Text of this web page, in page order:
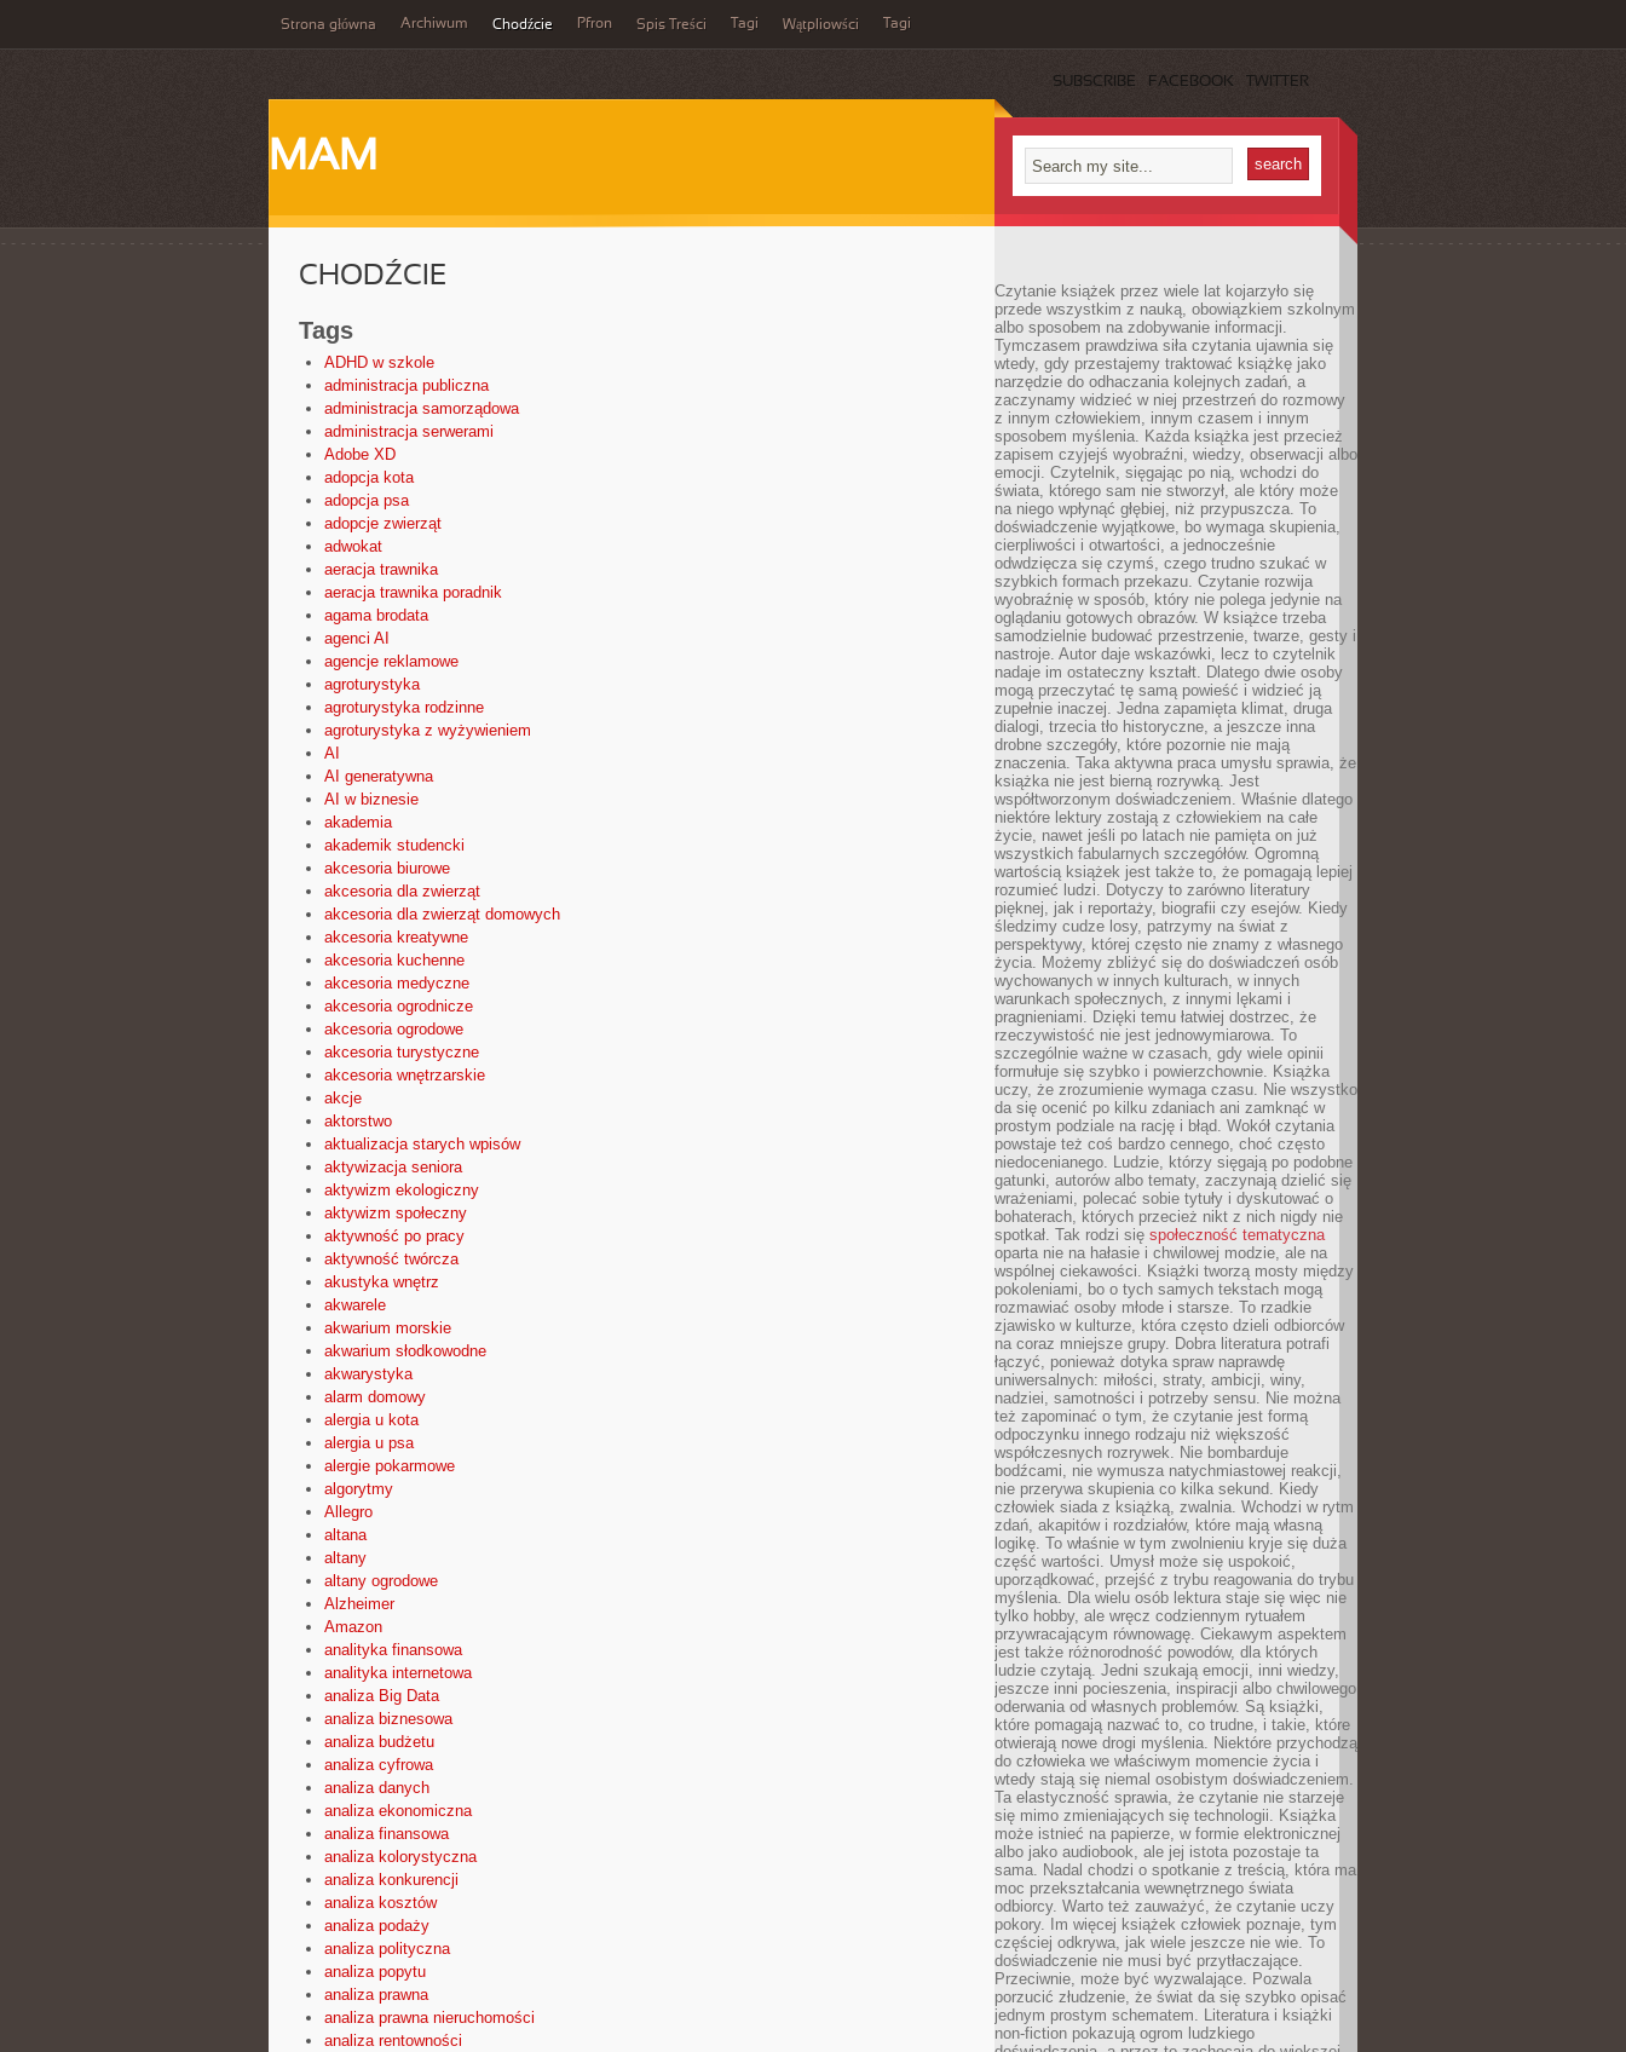
Strona główna Archiwum Chodźcie Pfron Spis Treści Tagi Wątpliowści Tagi
SUBSCRIBE FACEBOOK TWITTER
MAM
CHODŹCIE
Tags
ADHD w szkole
administracja publiczna
administracja samorządowa
administracja serwerami
Adobe XD
adopcja kota
adopcja psa
adopcje zwierząt
adwokat
aeracja trawnika
aeracja trawnika poradnik
agama brodata
agenci AI
agencje reklamowe
agroturystyka
agroturystyka rodzinne
agroturystyka z wyżywieniem
AI
AI generatywna
AI w biznesie
akademia
akademik studencki
akcesoria biurowe
akcesoria dla zwierząt
akcesoria dla zwierząt domowych
akcesoria kreatywne
akcesoria kuchenne
akcesoria medyczne
akcesoria ogrodnicze
akcesoria ogrodowe
akcesoria turystyczne
akcesoria wnętrzarskie
akcje
aktorstwo
aktualizacja starych wpisów
aktywizacja seniora
aktywizm ekologiczny
aktywizm społeczny
aktywność po pracy
aktywność twórcza
akustyka wnętrz
akwarele
akwarium morskie
akwarium słodkowodne
akwarystyka
alarm domowy
alergia u kota
alergia u psa
alergie pokarmowe
algorytmy
Allegro
altana
altany
altany ogrodowe
Alzheimer
Amazon
analityka finansowa
analityka internetowa
analiza Big Data
analiza biznesowa
analiza budżetu
analiza cyfrowa
analiza danych
analiza ekonomiczna
analiza finansowa
analiza kolorystyczna
analiza konkurencji
analiza kosztów
analiza podaży
analiza polityczna
analiza popytu
analiza prawna
analiza prawna nieruchomości
analiza rentowności
Czytanie książek przez wiele lat kojarzyło się
przede wszystkim z nauką, obowiązkiem szkolnym
albo sposobem na zdobywanie informacji.
Tymczasem prawdziwa siła czytania ujawnia się
wtedy, gdy przestajemy traktować książkę jako
narzędzie do odhaczania kolejnych zadań, a
zaczynamy widzieć w niej przestrzeń do rozmowy
z innym człowiekiem, innym czasem i innym
sposobem myślenia. Każda książka jest przecież
zapisem czyjejś wyobraźni, wiedzy, obserwacji albo
emocji. Czytelnik, sięgając po nią, wchodzi do
świata, którego sam nie stworzył, ale który może
na niego wpłynąć głębiej, niż przypuszcza. To
doświadczenie wyjątkowe, bo wymaga skupienia,
cierpliwości i otwartości, a jednocześnie
odwdzięcza się czymś, czego trudno szukać w
szybkich formach przekazu. Czytanie rozwija
wyobraźnię w sposób, który nie polega jedynie na
oglądaniu gotowych obrazów. W książce trzeba
samodzielnie budować przestrzenie, twarze, gesty i
nastroje. Autor daje wskazówki, lecz to czytelnik
nadaje im ostateczny kształt. Dlatego dwie osoby
mogą przeczytać tę samą powieść i widzieć ją
zupełnie inaczej. Jedna zapamięta klimat, druga
dialogi, trzecia tło historyczne, a jeszcze inna
drobne szczegóły, które pozornie nie mają
znaczenia. Taka aktywna praca umysłu sprawia, że
książka nie jest bierną rozrywką. Jest
współtworzonym doświadczeniem. Właśnie dlatego
niektóre lektury zostają z człowiekiem na całe
życie, nawet jeśli po latach nie pamięta on już
wszystkich fabularnych szczegółów. Ogromną
wartością książek jest także to, że pomagają lepiej
rozumieć ludzi. Dotyczy to zarówno literatury
pięknej, jak i reportaży, biografii czy esejów. Kiedy
śledzimy cudze losy, patrzymy na świat z
perspektywy, której często nie znamy z własnego
życia. Możemy zbliżyć się do doświadczeń osób
wychowanych w innych kulturach, w innych
warunkach społecznych, z innymi lękami i
pragnieniami. Dzięki temu łatwiej dostrzec, że
rzeczywistość nie jest jednowymiarowa. To
szczególnie ważne w czasach, gdy wiele opinii
formułuje się szybko i powierzchownie. Książka
uczy, że zrozumienie wymaga czasu. Nie wszystko
da się ocenić po kilku zdaniach ani zamknąć w
prostym podziale na rację i błąd. Wokół czytania
powstaje też coś bardzo cennego, choć często
niedocenianego. Ludzie, którzy sięgają po podobne
gatunki, autorów albo tematy, zaczynają dzielić się
wrażeniami, polecać sobie tytuły i dyskutować o
bohaterach, których przecież nikt z nich nigdy nie
spotkał. Tak rodzi się społeczność tematyczna
oparta nie na hałasie i chwilowej modzie, ale na
wspólnej ciekawości. Książki tworzą mosty między
pokoleniami, bo o tych samych tekstach mogą
rozmawiać osoby młode i starsze. To rzadkie
zjawisko w kulturze, która często dzieli odbiorców
na coraz mniejsze grupy. Dobra literatura potrafi
łączyć, ponieważ dotyka spraw naprawdę
uniwersalnych: miłości, straty, ambicji, winy,
nadziei, samotności i potrzeby sensu. Nie można
też zapominać o tym, że czytanie jest formą
odpoczynku innego rodzaju niż większość
współczesnych rozrywek. Nie bombarduje
bodźcami, nie wymusza natychmiastowej reakcji,
nie przerywa skupienia co kilka sekund. Kiedy
człowiek siada z książką, zwalnia. Wchodzi w rytm
zdań, akapitów i rozdziałów, które mają własną
logikę. To właśnie w tym zwolnieniu kryje się duża
część wartości. Umysł może się uspokoić,
uporządkować, przejść z trybu reagowania do trybu
myślenia. Dla wielu osób lektura staje się więc nie
tylko hobby, ale wręcz codziennym rytuałem
przywracającym równowagę. Ciekawym aspektem
jest także różnorodność powodów, dla których
ludzie czytają. Jedni szukają emocji, inni wiedzy,
jeszcze inni pocieszenia, inspiracji albo chwilowego
oderwania od własnych problemów. Są książki,
które pomagają nazwać to, co trudne, i takie, które
otwierają nowe drogi myślenia. Niektóre przychodzą
do człowieka we właściwym momencie życia i
wtedy stają się niemal osobistym doświadczeniem.
Ta elastyczność sprawia, że czytanie nie starzeje
się mimo zmieniających się technologii. Książka
może istnieć na papierze, w formie elektronicznej
albo jako audiobook, ale jej istota pozostaje ta
sama. Nadal chodzi o spotkanie z treścią, która ma
moc przekształcania wewnętrznego świata
odbiorcy. Warto też zauważyć, że czytanie uczy
pokory. Im więcej książek człowiek poznaje, tym
częściej odkrywa, jak wiele jeszcze nie wie. To
doświadczenie nie musi być przytłaczające.
Przeciwnie, może być wyzwalające. Pozwala
porzucić złudzenie, że świat da się szybko opisać
jednym prostym schematem. Literatura i książki
non-fiction pokazują ogrom ludzkiego